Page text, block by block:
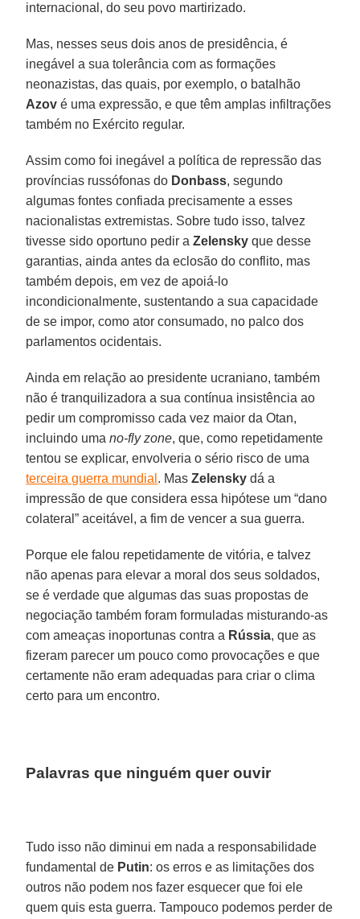
internacional, do seu povo martirizado.
Mas, nesses seus dois anos de presidência, é
inegável a sua tolerância com as formações
neonazistas, das quais, por exemplo, o batalhão
Azov é uma expressão, e que têm amplas infiltrações
também no Exército regular.
Assim como foi inegável a política de repressão das
províncias russófonas do Donbass, segundo
algumas fontes confiada precisamente a esses
nacionalistas extremistas. Sobre tudo isso, talvez
tivesse sido oportuno pedir aZelensky que desse
garantias, ainda antes da eclosão do conflito, mas
também depois, em vez de apoiá-lo
incondicionalmente, sustentando a sua capacidade
de se impor, como ator consumado, no palco dos
parlamentos ocidentais.
Ainda em relação ao presidente ucraniano, também
não é tranquilizadora a sua contínua insistência ao
pedir um compromisso cada vez maior da Otan,
incluindo umano-fly zone, que, como repetidamente
tentou se explicar, envolveria o sério risco de uma
terceira guerra mundial . MasZelensky dá a
impressão de que considera essa hipótese um “dano
colateral” aceitável, a fim de vencer a sua guerra.
Porque ele falou repetidamente de vitória, e talvez
não apenas para elevar a moral dos seus soldados,
se é verdade que algumas das suas propostas de
negociação também foram formuladas misturando-as
com ameaças inoportunas contra a Rússia, que as
fizeram parecer um pouco como provocações e que
certamente não eram adequadas para criar o clima
certo para um encontro.
Palavras que ninguém quer ouvir
Tudo isso não diminui em nada a responsabilidade
fundamental de Putin: os erros e as limitações dos
outros não podem nos fazer esquecer que foi ele
quem quis esta guerra. Tampouco podemos perder de